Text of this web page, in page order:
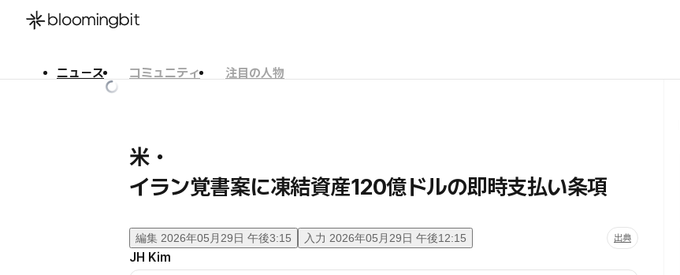
ニュース コミュニティ
注目の人物
米・
イラン覚書案に凍結資産120億ドルの即時支払い条項
編集 2026年05月29日 午後3:15 入力 2026年05月29日 午後12:15 出典
JH Kim